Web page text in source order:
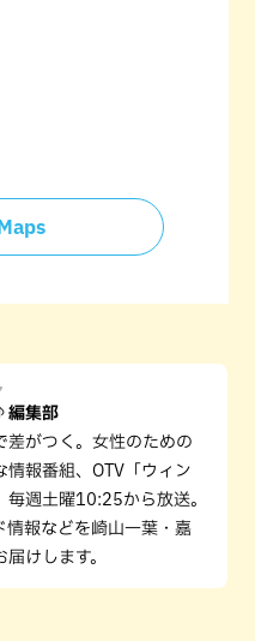
編集部
差がつく。女性のための
情報番組、OTV「ウィン
週土曜10:25から放送。
情報などを崎山一葉・嘉
けします。